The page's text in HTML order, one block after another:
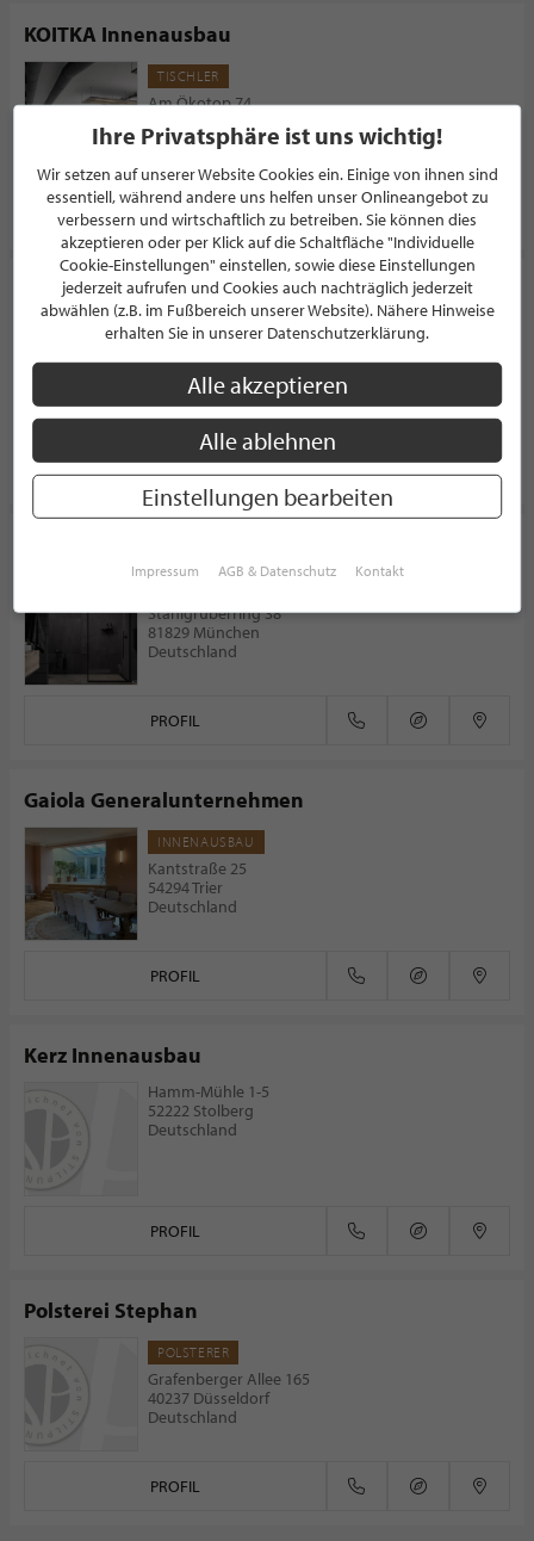
KOITKA Innenausbau
TISCHLER
Am Ökotop 74
Deutschland
PROFIL
Arve Einrichtung
TISCHLER
Levelingstraße 8
81673 München
Deutschland
PROFIL
Stahlgruberring 38
81829 München
Deutschland
PROFIL
Gaiola Generalunternehmen
INNENAUSBAU
Kantstraße 25
54294 Trier
Deutschland
PROFIL
Kerz Innenausbau
Hamm-Mühle 1-5
52222 Stolberg
Deutschland
PROFIL
Polsterei Stephan
POLSTERER
Grafenberger Allee 165
40237 Düsseldorf
Deutschland
PROFIL
Ihre Privatsphäre ist uns wichtig!
Wir setzen auf unserer Website Cookies ein. Einige von ihnen sind
essentiell, während andere uns helfen unser Onlineangebot zu
verbessern und wirtschaftlich zu betreiben. Sie können dies
akzeptieren oder per Klick auf die Schaltfläche "Individuelle
Cookie-Einstellungen" einstellen, sowie diese Einstellungen
jederzeit aufrufen und Cookies auch nachträglich jederzeit
abwählen (z.B. im Fußbereich unserer Website). Nähere Hinweise
erhalten Sie in unserer Datenschutzerklärung.
Alle akzeptieren
Alle ablehnen
Einstellungen bearbeiten
Impressum AGB & Datenschutz Kontakt